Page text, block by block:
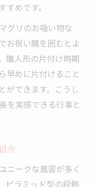
めです。
グリのお吸い物な
お祝い膳を囲むとよ
雛人形の片付け時期
早めに片付けること
ができます。こうし
を実感できる行事と
介
ニークな風習が多く
ピラミッド型の段飾